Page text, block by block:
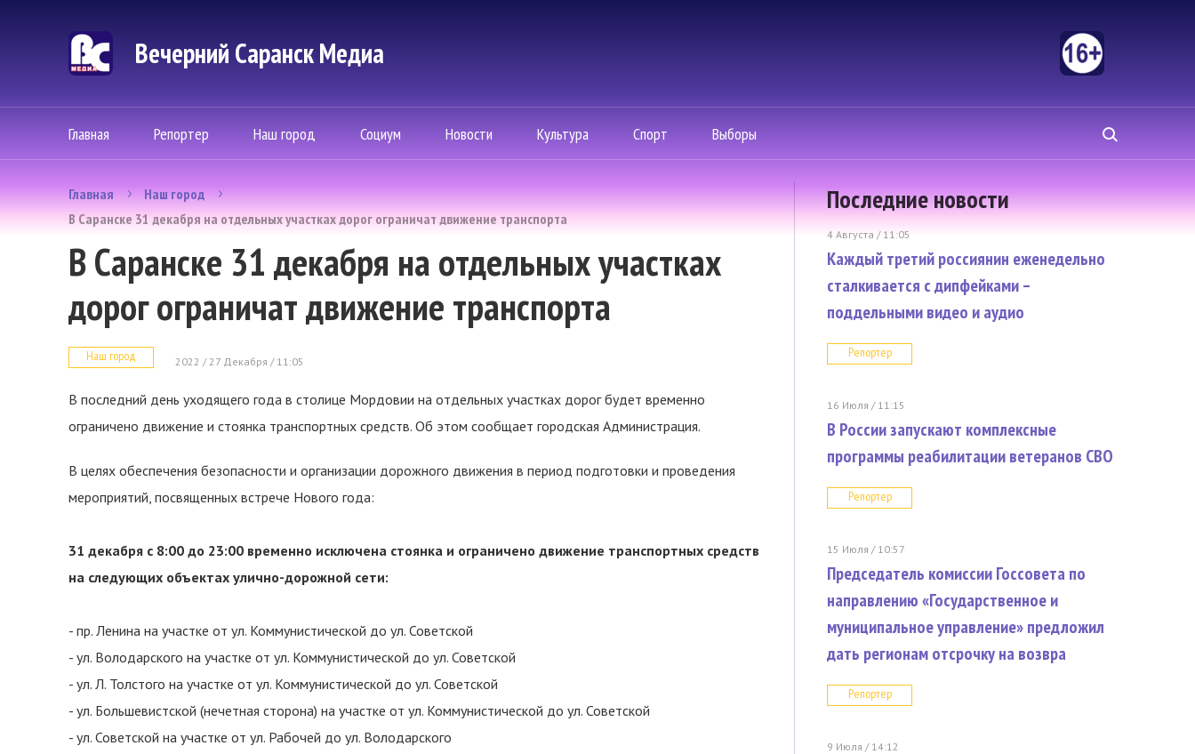
Вечерний Саранск Mедиа
Главная Репортер Наш город Социум Новости Культура Спорт Выборы
Главная
Наш город
В Саранске 31 декабря на отдельных участках дорог ограничат движение транспорта
В Саранске 31 декабря на отдельных участках
дорог ограничат движение транспорта
Наш город 2022 / 27 Декабря / 11:05
В последний день уходящего года в столице Мордовии на отдельных участках дорог будет временно
ограничено движение и стоянка транспортных средств. Об этом сообщает городская Администрация.
В целях обеспечения безопасности и организации дорожного движения в период подготовки и проведения
мероприятий, посвященных встрече Нового года:
31 декабря с 8:00 до 23:00 временно исключена стоянка и ограничено движение транспортных средств
на следующих объектах улично-дорожной сети:
- пр. Ленина на участке от ул. Коммунистической до ул. Советской
- ул. Володарского на участке от ул. Коммунистической до ул. Советской
- ул. Л. Толстого на участке от ул. Коммунистической до ул. Советской
- ул. Большевистской (нечетная сторона) на участке от ул. Коммунистической до ул. Советской
- ул. Советской на участке от ул. Рабочей до ул. Володарского
Последние новости
4 Августа / 11:05
Каждый третий россиянин еженедельно
сталкивается с дипфейками –
поддельными видео и аудио
Репортер
16 Июля / 11:15
В России запускают комплексные
программы реабилитации ветеранов СВО
Репортер
15 Июля / 10:57
Председатель комиссии Госсовета по
направлению «Государственное и
муниципальное управление» предложил
дать регионам отсрочку на возвра
Репортер
9 Июля / 14:12